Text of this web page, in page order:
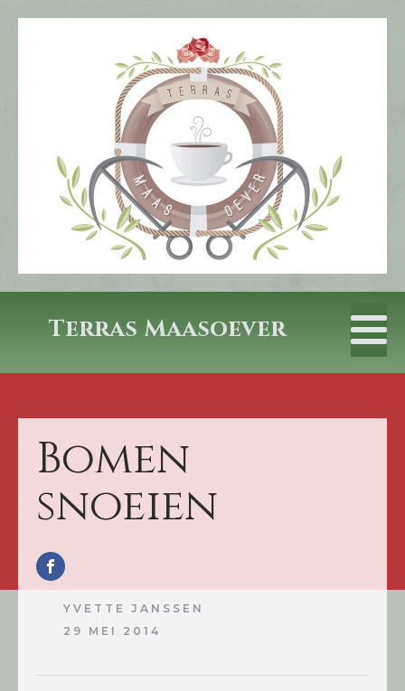
Terras Maasoever
Bomen
snoeien
YVETTE JANSSEN
29 MEI 2014